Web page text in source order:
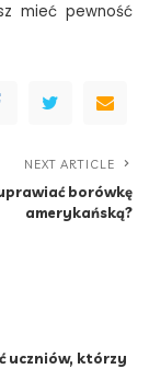
mieć pewność
NEXT ARTICLE
borówkę
amerykańską?
uczniów, którzy